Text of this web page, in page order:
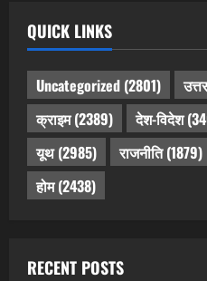
QUICK LINKS
Uncategorized (2801)
क्राइम(2389) देश-विदेश
यूथ(2985) राजनीति(1879)
होम(2438)
RECENT POSTS